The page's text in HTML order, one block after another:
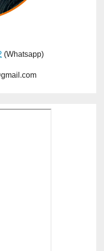
(Whatsapp)